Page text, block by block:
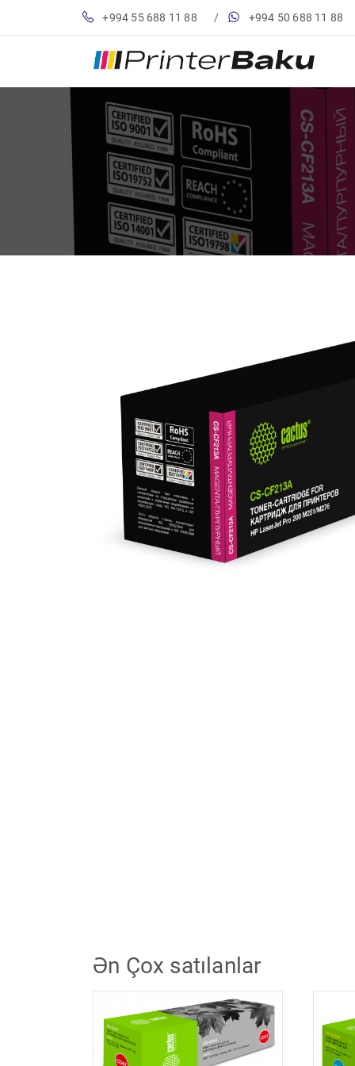
+994 55 688 11 88 / +994 50 688 11 88
Ən Çox satılanlar